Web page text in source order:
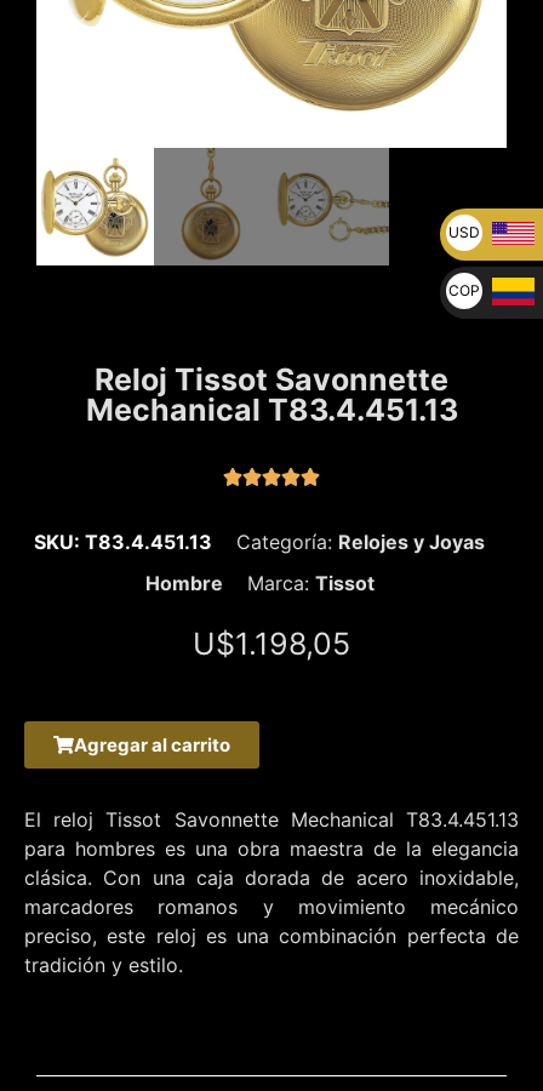
Reloj Tissot Savonnette
Mechanical T83.4.451.13

SKU: T83.4.451.13 Categoría: Relojes y Joyas
Hombre
Marca: Tissot
U$1.198,05
Agregar al carrito
El reloj Tissot Savonnette Mechanical T83.4.451.13
para hombres es una obra maestra de la elegancia
clásica. Con una caja dorada de acero inoxidable,
marcadores romanos y movimiento mecánico
preciso, este reloj es una combinación perfecta de
tradición y estilo.
USD
U$
COP
$